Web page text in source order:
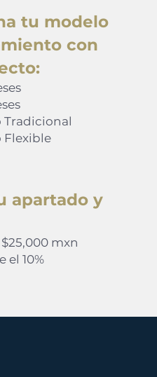
tu modelo
con
Flexible
apartado y
mxn
el 10%